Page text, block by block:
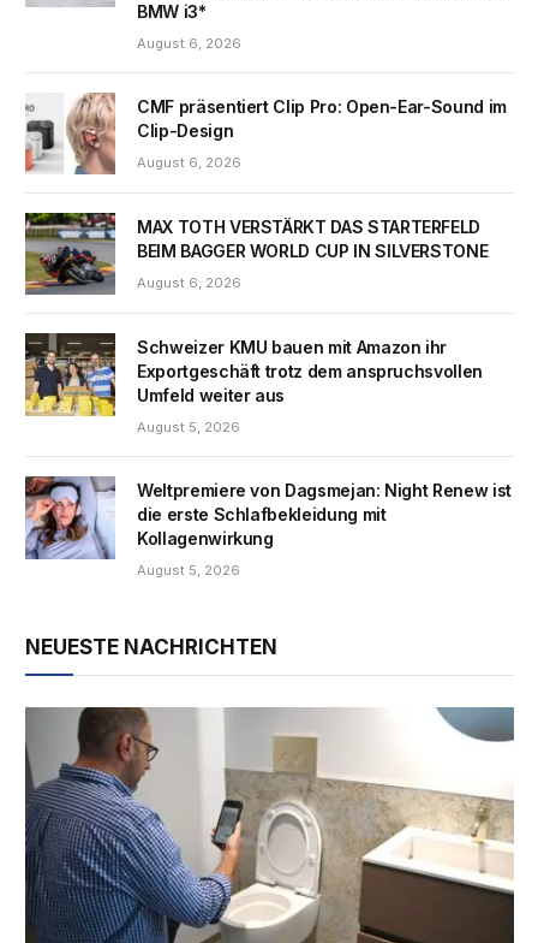
BMW i3*
August 6, 2026
CMF präsentiert Clip Pro: Open-Ear-Sound im
Clip-Design
August 6, 2026
MAX TOTH VERSTÄRKT DAS STARTERFELD
BEIM BAGGER WORLD CUP IN SILVERSTONE
August 6, 2026
Schweizer KMU bauen mit Amazon ihr
Exportgeschäft trotz dem anspruchsvollen
Umfeld weiter aus
August 5, 2026
Weltpremiere von Dagsmejan: Night Renew ist
die erste Schlafbekleidung mit
Kollagenwirkung
August 5, 2026
NEUESTE NACHRICHTEN